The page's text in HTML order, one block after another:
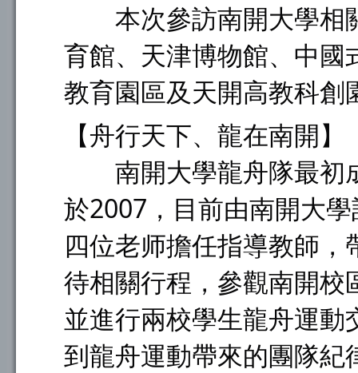
本次參訪南開大學相
育館、天津博物館、中
教育園區及天開高教科創
【舟行天下、龍在南開】
南開大學龍舟隊最初
於2007，目前由南開大
四位老师擔任指導教師
待相關行程，參觀南開
並進行兩校學生龍舟運
到龍舟運動帶來的團隊